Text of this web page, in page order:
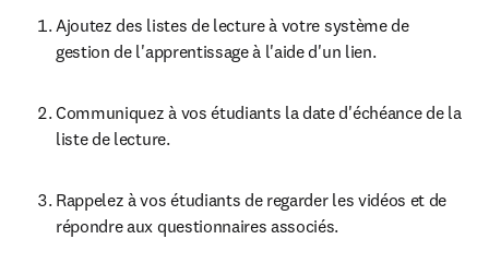
Ajoutez des listes de lecture à votre système de
gestion de l'apprentissage à l'aide d'un lien.
Communiquez à vos étudiants la date d'échéance de la
liste de lecture.
Rappelez à vos étudiants de regarder les vidéos et de
répondre aux questionnaires associés.